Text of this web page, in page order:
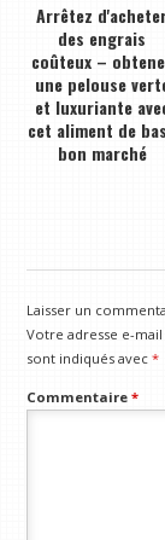
Arrêtez
des engrais
coûteux –
une pelouse
et luxuriante
cet aliment de
bon marché
Laisser un
Votre adresse e-mail
sont indiqués avec*
Commentaire*